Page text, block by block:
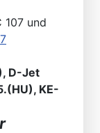
107 und
D-Jet
KE-